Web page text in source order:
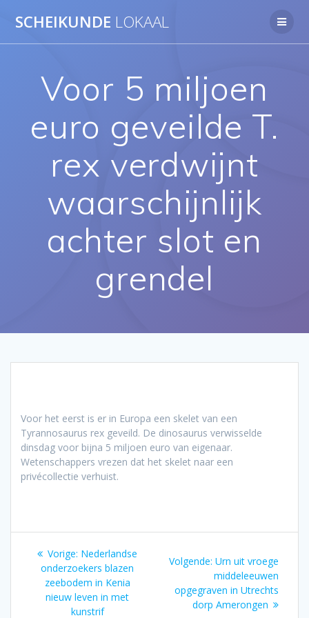
naar
SCHEIKUNDE LOKAAL
Voor 5 miljoen
euro geveilde T.
rex verdwijnt
waarschijnlijk
achter slot en
grendel
Voor het eerst is er in Europa een skelet van een
Tyrannosaurus rex geveild. De dinosaurus verwisselde
dinsdag voor bijna 5 miljoen euro van eigenaar.
Wetenschappers vrezen dat het skelet naar een
privécollectie verhuist.
Bericht
navigatie
Vorige: Vorig
bericht:
Nederlandse
onderzoekers blazen
zeebodem in Kenia
nieuw leven in met
kunstrif
Volgende: Volgend
bericht:
Urn uit vroege
middeleeuwen
opgegraven in Utrechts
dorp Amerongen